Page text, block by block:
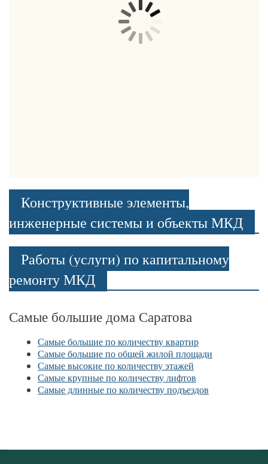
Конструктивные элементы,
инженерные системы и объекты МКД
Работы (услуги) по капитальному
ремонту МКД
Самые большие дома Саратова
Самые большие по количеству квартир
Самые большие по общей жилой площади
Самые высокие по количеству этажей
Самые крупные по количеству лифтов
Самые длинные по количеству подъездов